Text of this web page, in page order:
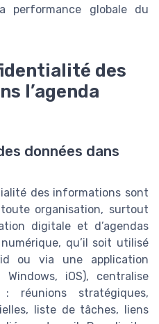
performance globale du
des
l’agenda
données dans
des informations sont
organisation, surtout
digitale et d’agendas
qu’il soit utilisé
ou via une application
iOS), centralise
réunions stratégiques,
liste de tâches, liens